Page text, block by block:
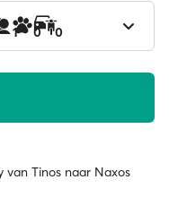
1 0 0
van Tinos naar Naxos